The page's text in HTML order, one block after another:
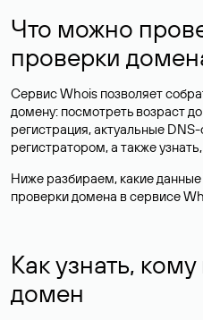
Что можно
проверки
Сервис Whois позволяет
домену: посмотреть возраст
регистрация, актуальные
регистратором, а также
Ниже разбираем, какие
проверки домена в сервисе
Как узнать,
домен